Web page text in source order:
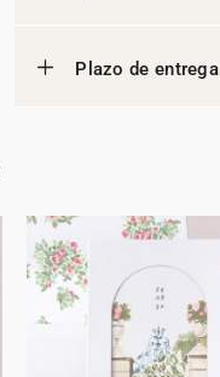
Plazo de entrega